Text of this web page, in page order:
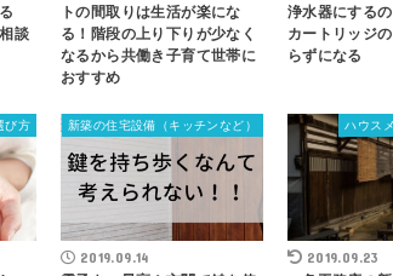
談
トの間取りは生活が楽にな
る！階段の上り下りが少なく
なるから共働き子育て世帯に
おすすめ
浄水器にする
カートリッジ
らずになる
び方 新築の住宅設備（キッチンなど）
2019.09.14
ハウス
2019.09.23